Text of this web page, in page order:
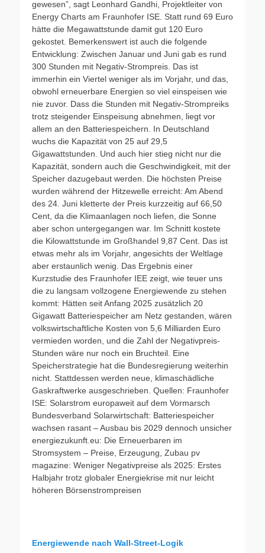
gewesen”, sagt Leonhard Gandhi, Projektleiter von
Energy Charts am Fraunhofer ISE. Statt rund 69 Euro
hätte die Megawattstunde damit gut 120 Euro
gekostet. Bemerkenswert ist auch die folgende
Entwicklung: Zwischen Januar und Juni gab es rund
300 Stunden mit Negativ-Strompreis. Das ist
immerhin ein Viertel weniger als im Vorjahr, und das,
obwohl erneuerbare Energien so viel einspeisen wie
nie zuvor. Dass die Stunden mit Negativ-Strompreiks
trotz steigender Einspeisung abnehmen, liegt vor
allem an den Batteriespeichern. In Deutschland
wuchs die Kapazität von 25 auf 29,5
Gigawattstunden. Und auch hier stieg nicht nur die
Kapazität, sondern auch die Geschwindigkeit, mit der
Speicher dazugebaut werden. Die höchsten Preise
wurden während der Hitzewelle erreicht: Am Abend
des 24. Juni kletterte der Preis kurzzeitig auf 66,50
Cent, da die Klimaanlagen noch liefen, die Sonne
aber schon untergegangen war. Im Schnitt kostete
die Kilowattstunde im Großhandel 9,87 Cent. Das ist
etwas mehr als im Vorjahr, angesichts der Weltlage
aber erstaunlich wenig. Das Ergebnis einer
Kurzstudie des Fraunhofer IEE zeigt, wie teuer uns
die zu langsam vollzogene Energiewende zu stehen
kommt: Hätten seit Anfang 2025 zusätzlich 20
Gigawatt Batteriespeicher am Netz gestanden, wären
volkswirtschaftliche Kosten von 5,6 Milliarden Euro
vermieden worden, und die Zahl der Negativpreis-
Stunden wäre nur noch ein Bruchteil. Eine
Speicherstrategie hat die Bundesregierung weiterhin
nicht. Stattdessen werden neue, klimaschädliche
Gaskraftwerke ausgeschrieben. Quellen: Fraunhofer
ISE: Solarstrom europaweit auf dem Vormarsch
Bundesverband Solarwirtschaft: Batteriespeicher
wachsen rasant – Ausbau bis 2029 dennoch unsicher
energiezukunft.eu: Die Erneuerbaren im
Stromsystem – Preise, Erzeugung, Zubau pv
magazine: Weniger Negativpreise als 2025: Erstes
Halbjahr trotz globaler Energiekrise mit nur leicht
höheren Börsenstrompreisen
Energiewende nach Wall-Street-Logik